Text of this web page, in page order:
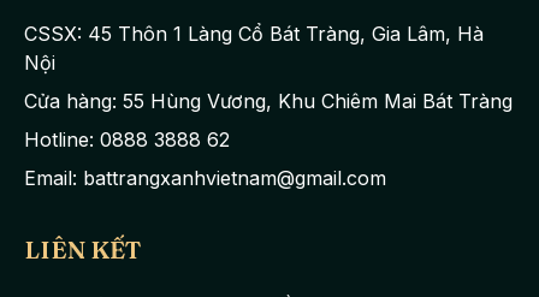
CSSX: 45 Thôn 1 Làng Cổ Bát Tràng, Gia Lâm, Hà
Nội
Cửa hàng: 55 Hùng Vương, Khu Chiêm Mai Bát Tràng
Hotline: 0888 3888 62
Email: battrangxanhvietnam@gmail.com
LIÊN KẾT